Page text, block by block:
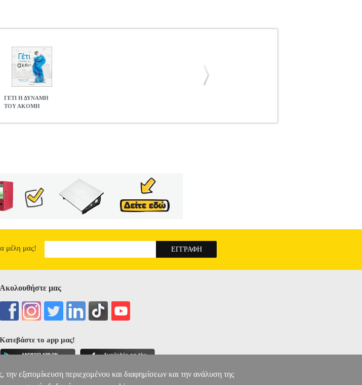
ΓΕΤΙ Η ΔΥΝΑΜΗ
ΤΟΥ ΑΚΟΜΗ
Μαρίνας Γιώτη.
ΓΕΤΙ Η ΔΥΝΑΜΗ ΤΟΥ ΑΚΟΜΗ
0
10 1 1
μέλη μας!
Ακολουθήστε μας
Κατεβάστε το app μας!
την εξατομίκευση περιεχομένου και διαφημίσεων και την ανάλυση της